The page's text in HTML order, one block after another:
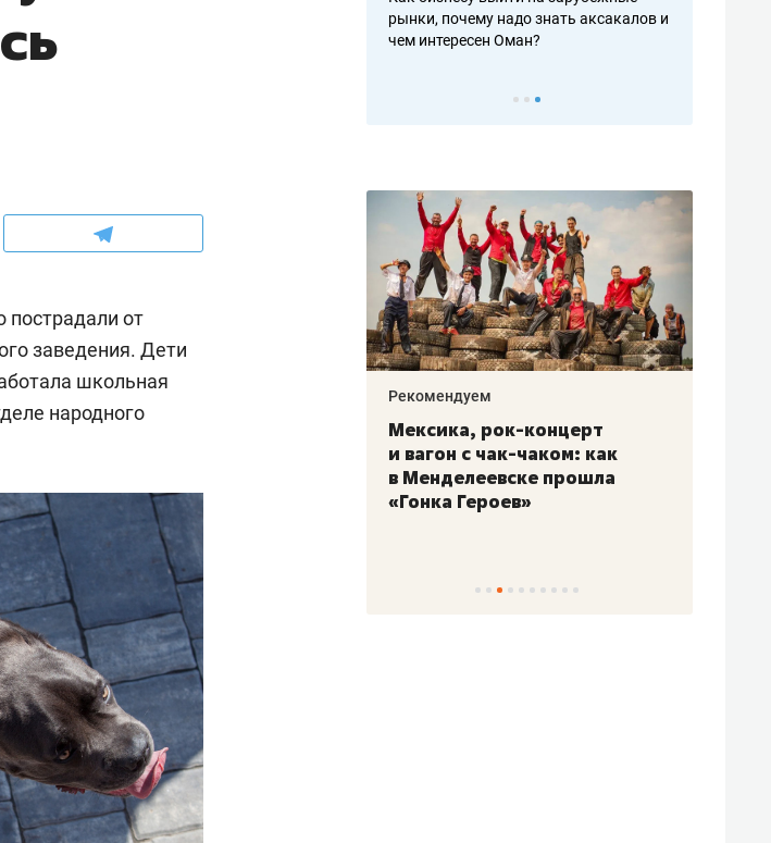
от
заведения. Дети
школьная
народного
мастеров
рынки, почему надо знать аксакалов и
чем интересен Оман?
Опыт выживания в дикой
состоянием как основа
антихрупких команд
Рекомендуем
Мексика, рок-концерт
и вагон с чак-чаком: как
в Менделеевске прошла
«Гонка Героев»